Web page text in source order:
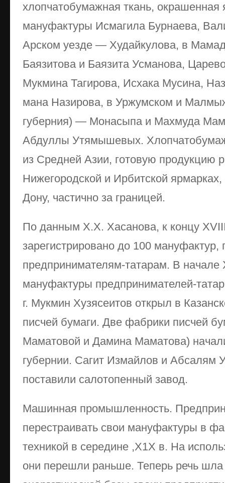
хлопчатобумажная ткань, окрашенная
мануфактуры Исмагила Бурнаева,
Арском уезде — Худайкулова, в
Баязитова и Баязита Усманова,
Мукмина Тагирова, Исхака Мусина,
мана Назирова, в Уржумском и
губерния) — Монасыпа и Махмуда
Абдуллы Утямышевых.
из Средней Азии, готовую продукцию
Нижегородской и Ирбитской
Дону, частично за границей.
По данным Х.Х. Хасанова, к концу
зарегистрировано до 100
предпринимателям-татарам. В начале
мануфактуры предпринимателей-
г. Мукмин Хузясеитов открыл в
писчей бумаги. Две фабрики писчей
Маматовой и Дамина Маматова)
губернии. Сагит Измайлов и Абсалям
поставили салотопенный завод.
Машинная промышленность.
перестраивать свои мануфактуры в
техникой в середине ,Х1Х в. На
они перешли раньше. Теперь речь